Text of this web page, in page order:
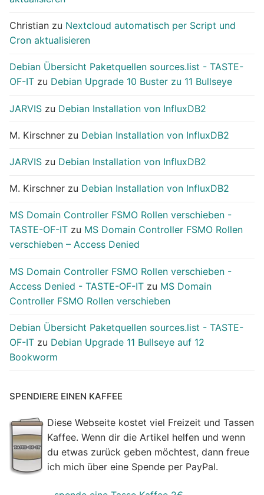
Christian zu Nextcloud automatisch per Script und
Cron aktualisieren
Debian Übersicht Paketquellen sources.list - TASTE-
OF-IT zu Debian Upgrade 10 Buster zu 11 Bullseye
JARVIS zu Debian Installation von InfluxDB2
M. Kirschner zu Debian Installation von InfluxDB2
JARVIS zu Debian Installation von InfluxDB2
M. Kirschner zu Debian Installation von InfluxDB2
MS Domain Controller FSMO Rollen verschieben -
TASTE-OF-IT zu MS Domain Controller FSMO Rollen
verschieben – Access Denied
MS Domain Controller FSMO Rollen verschieben -
Access Denied - TASTE-OF-IT zu MS Domain
Controller FSMO Rollen verschieben
Debian Übersicht Paketquellen sources.list - TASTE-
OF-IT zu Debian Upgrade 11 Bullseye auf 12
Bookworm
SPENDIERE EINEN KAFFEE
Diese Webseite kostet viel Freizeit und Tassen
Kaffee. Wenn dir die Artikel helfen und wenn
du etwas zurück geben möchtest, dann freue
ich mich über eine Spende per PayPal.